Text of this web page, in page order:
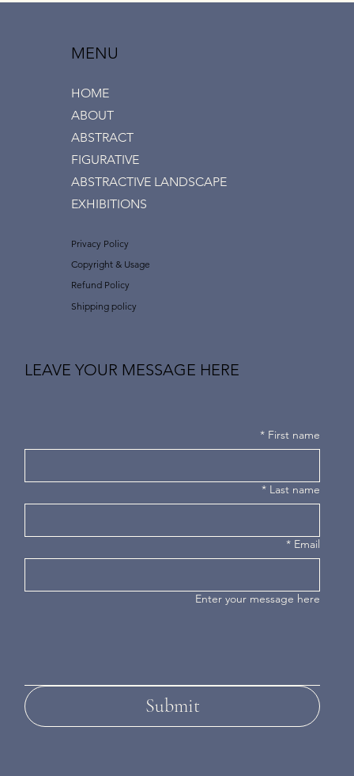
MENU
HOME
ABOUT
ABSTRACT
FIGURATIVE
ABSTRACTIVE LANDSCAPE
EXHIBITIONS
Privacy Policy
Copyright & Usage
Refund Policy
Shipping policy
LEAVE YOUR MESSAGE HERE
First name
*
Last name
*
Email
*
Enter your message here
Submit